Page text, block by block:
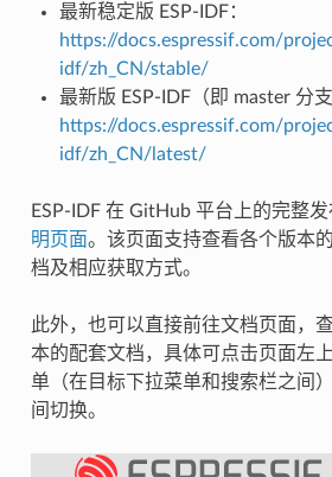
最新稳定版 ESP-IDF：
https://docs.espressif.com/
idf/zh_CN/stable/
最新版 ESP-IDF（即 master 分支
https://docs.espressif.com/
idf/zh_CN/latest/
ESP-IDF 在 GitHub 平台上的完整
明页面。该页面支持查看各个版本
档及相应获取方式。
此外，也可以直接前往文档页面，
本的配套文档，具体可点击页面左
单（在目标下拉菜单和搜索栏之间
间切换。